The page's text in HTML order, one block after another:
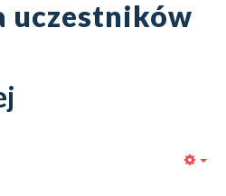
uczestników